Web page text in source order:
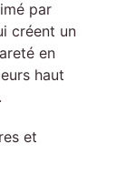
par
créent un
en
haut
et